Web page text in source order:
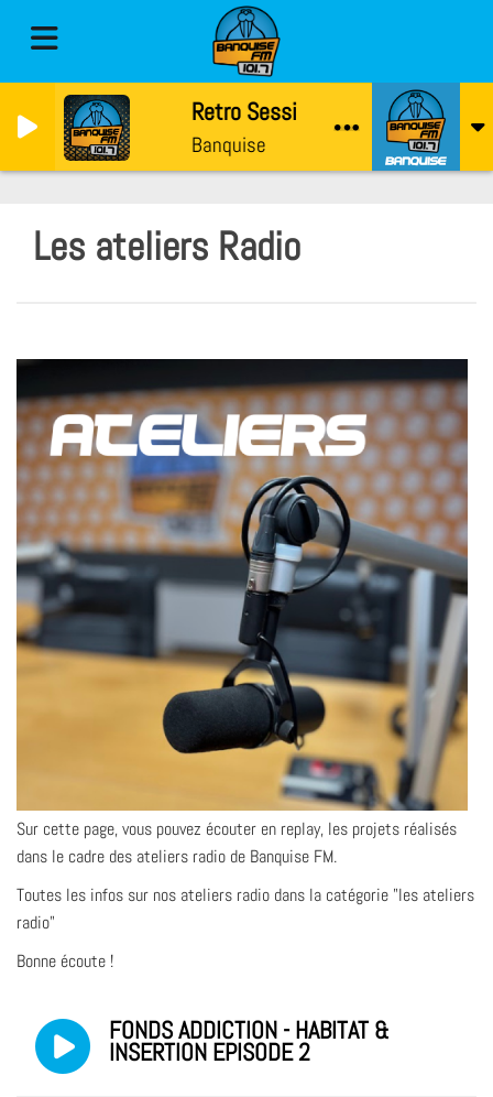
Retro Session par Chris
Banquise
Les ateliers Radio
Sur cette page, vous pouvez écouter en replay, les projets réalisés
dans le cadre des ateliers radio de Banquise FM.
Toutes les infos sur nos ateliers radio dans la catégorie "les ateliers
radio"
Bonne écoute !
FONDS ADDICTION - HABITAT &
INSERTION EPISODE 2